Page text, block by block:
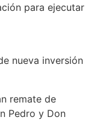
para ejecutar
nueva inversión
remate de
Pedro y Don